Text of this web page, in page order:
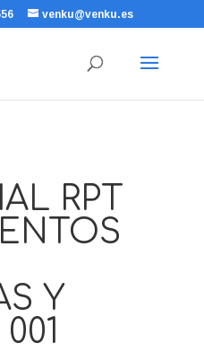
venku@venku.es
RPT
Y